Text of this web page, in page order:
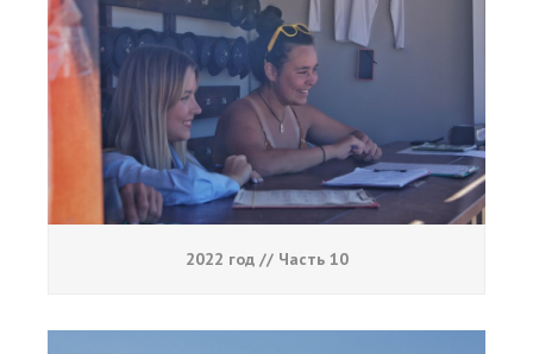
2022 год // Часть 10